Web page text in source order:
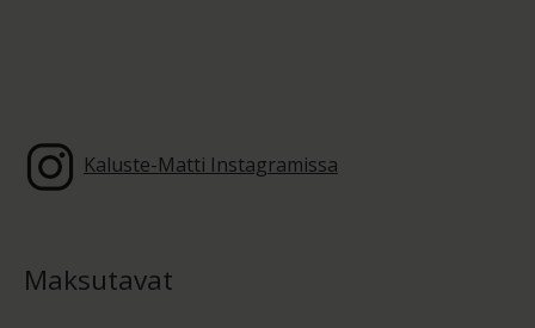
Kaluste-Matti Instagramissa
Maksutavat